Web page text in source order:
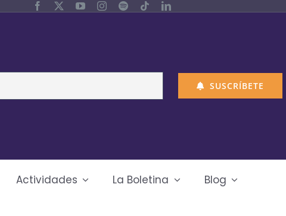
SUSCRÍBETE
Actividades La Boletina
Blog